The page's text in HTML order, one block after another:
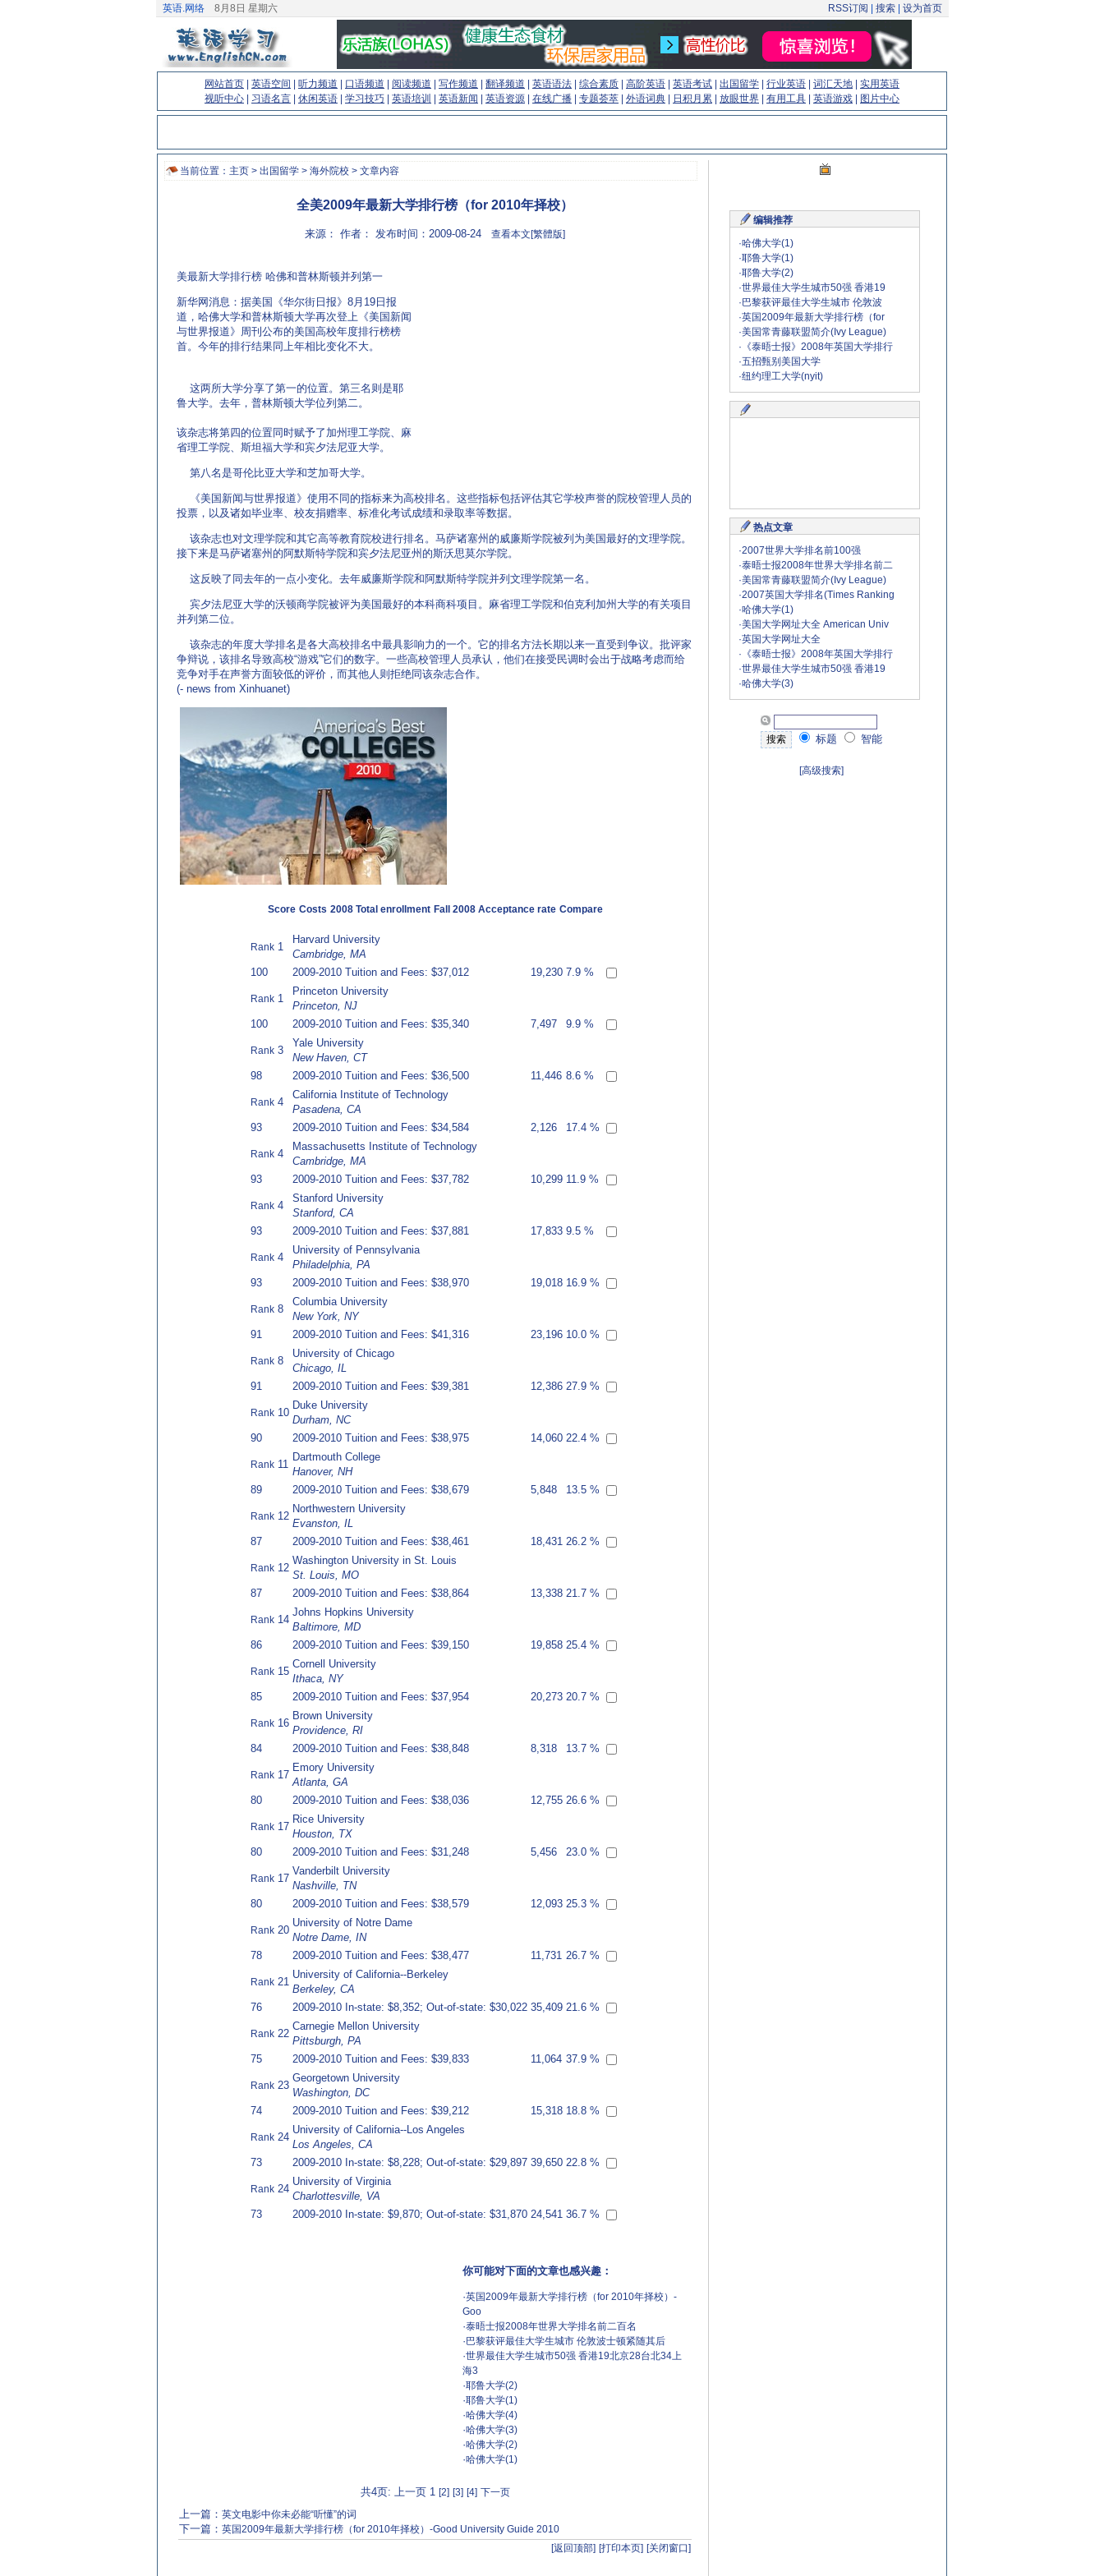
英语.网络 8月8日 星期六 RSS订阅 搜索 设为首页
网站首页 英语空间 听力频道 口语频道 阅读频道 写作频道 翻译频道 英语语法 综合素质 高阶英语 英语考试 出国留学 行业英语 词汇天地
实用英语
视听中心
习语名言 休闲英语 学习技巧 英语培训 英语新闻 英语资源 在线广播 专题荟萃 外语词典 日积月累 放眼世界 有用工具 英语游戏 图片中心
当前位置： 主页 > 出国留学 > 海外院校 > 文章内容
全美2009年最新大学排行榜（for 2010年择校）
来源： 作者： 发布时间：2009-08-24 查看本文[繁體版]
美最新大学排行榜 哈佛和普林斯顿并列第一
新华网消息：据美国《华尔街日报》8月19日报
道，哈佛大学和普林斯顿大学再次登上《美国新闻
与世界报道》周刊公布的美国高校年度排行榜榜
首。今年的排行结果同上年相比变化不大。
这两所大学分享了第一的位置。第三名则是耶
鲁大学。去年，普林斯顿大学位列第二。
该杂志将第四的位置同时赋予了加州理工学院、麻
省理工学院、斯坦福大学和宾夕法尼亚大学。
第八名是哥伦比亚大学和芝加哥大学。
《美国新闻与世界报道》使用不同的指标来为高校排名。这些指标包括评估其它学校声誉的院校管理人员的
投票，以及诸如毕业率、校友捐赠率、标准化考试成绩和录取率等数据。
该杂志也对文理学院和其它高等教育院校进行排名。马萨诸塞州的威廉斯学院被列为美国最好的文理学院。
接下来是马萨诸塞州的阿默斯特学院和宾夕法尼亚州的斯沃思莫尔学院。
这反映了同去年的一点小变化。去年威廉斯学院和阿默斯特学院并列文理学院第一名。
宾夕法尼亚大学的沃顿商学院被评为美国最好的本科商科项目。麻省理工学院和伯克利加州大学的有关项目
并列第二位。
该杂志的年度大学排名是各大高校排名中最具影响力的一个。它的排名方法长期以来一直受到争议。批评家
争辩说，该排名导致高校“游戏”它们的数字。一些高校管理人员承认，他们在接受民调时会出于战略考虑而给
竞争对手在声誉方面较低的评价，而其他人则拒绝同该杂志合作。
(- news from Xinhuanet)
Score Costs 2008 Total enrollment Fall 2008 Acceptance rate Compare
Rank 1
Harvard University
Cambridge, MA
100
2009-2010 Tuition and Fees: $37,012 19,230 7.9 %
Rank 1
Princeton University
Princeton, NJ
100
2009-2010 Tuition and Fees: $35,340 7,497 9.9 %
Rank 3
Yale University
New Haven, CT
98
2009-2010 Tuition and Fees: $36,500 11,446 8.6 %
Rank 4
California Institute of Technology
Pasadena, CA
93
2009-2010 Tuition and Fees: $34,584 2,126 17.4 %
Rank 4
Massachusetts Institute of Technology
Cambridge, MA
93
2009-2010 Tuition and Fees: $37,782 10,299 11.9 %
Rank 4
Stanford University
Stanford, CA
93
2009-2010 Tuition and Fees: $37,881 17,833 9.5 %
Rank 4
University of Pennsylvania
Philadelphia, PA
93
2009-2010 Tuition and Fees: $38,970 19,018 16.9 %
Rank 8
Columbia University
New York, NY
91
2009-2010 Tuition and Fees: $41,316 23,196 10.0 %
Rank 8
University of Chicago
Chicago, IL
91
2009-2010 Tuition and Fees: $39,381 12,386 27.9 %
Rank 10
Duke University
Durham, NC
90
2009-2010 Tuition and Fees: $38,975 14,060 22.4 %
Rank 11
Dartmouth College
Hanover, NH
89
2009-2010 Tuition and Fees: $38,679 5,848 13.5 %
Rank 12
Northwestern University
Evanston, IL
87
2009-2010 Tuition and Fees: $38,461 18,431 26.2 %
Rank 12
Washington University in St. Louis
St. Louis, MO
87
2009-2010 Tuition and Fees: $38,864 13,338 21.7 %
Rank 14
Johns Hopkins University
Baltimore, MD
86
2009-2010 Tuition and Fees: $39,150 19,858 25.4 %
Rank 15
Cornell University
Ithaca, NY
85
2009-2010 Tuition and Fees: $37,954 20,273 20.7 %
Rank 16
Brown University
Providence, RI
84
2009-2010 Tuition and Fees: $38,848 8,318 13.7 %
Rank 17
Emory University
Atlanta, GA
80
2009-2010 Tuition and Fees: $38,036 12,755 26.6 %
Rank 17
Rice University
Houston, TX
80
2009-2010 Tuition and Fees: $31,248 5,456 23.0 %
Rank 17
Vanderbilt University
Nashville, TN
80
2009-2010 Tuition and Fees: $38,579 12,093 25.3 %
Rank 20
University of Notre Dame
Notre Dame, IN
78
2009-2010 Tuition and Fees: $38,477 11,731 26.7 %
Rank 21
University of California--Berkeley
Berkeley, CA
76
2009-2010 In-state: $8,352; Out-of-state: $30,022 35,409 21.6 %
Rank 22
Carnegie Mellon University
Pittsburgh, PA
75
2009-2010 Tuition and Fees: $39,833 11,064 37.9 %
Rank 23
Georgetown University
Washington, DC
74
2009-2010 Tuition and Fees: $39,212 15,318 18.8 %
Rank 24
University of California--Los Angeles
Los Angeles, CA
73
2009-2010 In-state: $8,228; Out-of-state: $29,897 39,650 22.8 %
Rank 24
University of Virginia
Charlottesville, VA
73
2009-2010 In-state: $9,870; Out-of-state: $31,870 24,541 36.7 %
你可能对下面的文章也感兴趣：
·英国2009年最新大学排行榜（for 2010年择校）-
Goo
·泰晤士报2008年世界大学排名前二百名
· 巴黎获评最佳大学生城市 伦敦波士顿紧随其后
·世界最佳大学生城市50强 香港19北京28台北34上
海3
·耶鲁大学(2)
·耶鲁大学(1)
·哈佛大学(4)
·哈佛大学(3)
·哈佛大学(2)
·哈佛大学(1)
共4页: 上一页 1 [2] [3] [4] 下一页
上一篇： 英文电影中你未必能“听懂”的词
下一篇： 英国2009年最新大学排行榜（for 2010年择校）-Good University Guide 2010
[返回顶部] [打印本页] [关闭窗口]
编辑推荐
·哈佛大学(1)
·耶鲁大学(1)
·耶鲁大学(2)
·世界最佳大学生城市50强 香港19
· 巴黎获评最佳大学生城市 伦敦波
·英国2009年最新大学排行榜（for
·美国常青藤联盟简介(Ivy League)
· 《泰晤士报》2008年英国大学排行
·五招甄别美国大学
·纽约理工大学(nyit)
热点文章
·2007世界大学排名前100强
·泰晤士报2008年世界大学排名前二
·美国常青藤联盟简介(Ivy League)
·2007英国大学排名(Times Ranking
·哈佛大学(1)
·美国大学网址大全 American Univ
·英国大学网址大全
· 《泰晤士报》2008年英国大学排行
·世界最佳大学生城市50强 香港19
·哈佛大学(3)
标题 智能
[高级搜索]